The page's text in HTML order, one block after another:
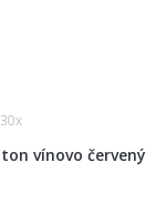
30x
vínovo červený